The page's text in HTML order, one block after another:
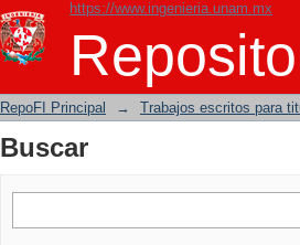
https://www.ingenieria.unam.mx
Buscar
RepoFI Principal → Trabajos escritos para
Buscar